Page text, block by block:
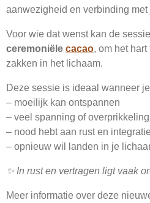
aanwezigheid en verbinding met
Voor wie dat wenst kan de
ceremoniële cacao, om het
zakken in het lichaam.
Deze sessie is ideaal wanneer
– moeilijk kan ontspannen
– veel spanning of
– nood hebt aan rust en integratie
– opnieuw wil landen in je
✨ In rust en vertragen ligt vaak
Meer informatie over deze